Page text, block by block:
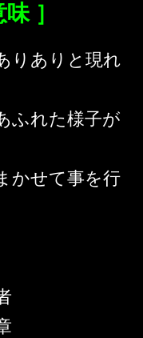
味 ］
りありと現れ
ふれた様子が
かせて事を行